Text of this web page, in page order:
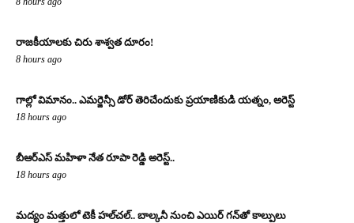
రాజకీయాలకు చిరు శాశ్వత దూరం!
8 hours ago
గాల్లో విమానం.. ఎమర్జెన్సీ డోర్ తెరిచేందుకు ప్రయాణికుడి యత్నం, అరెస్ట్
18 hours ago
బీఆర్ఎస్ మహిళా నేత రూపా రెడ్డి అరెస్ట్..
18 hours ago
మద్యం మత్తులో టెకీ హల్‌చల్.. బాల్కనీ నుంచి ఎయిర్ గన్‌తో కాల్పులు